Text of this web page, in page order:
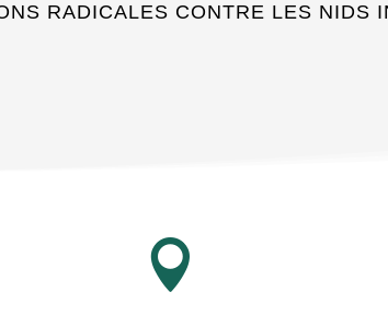
RADICALES CONTRE LES NIDS
